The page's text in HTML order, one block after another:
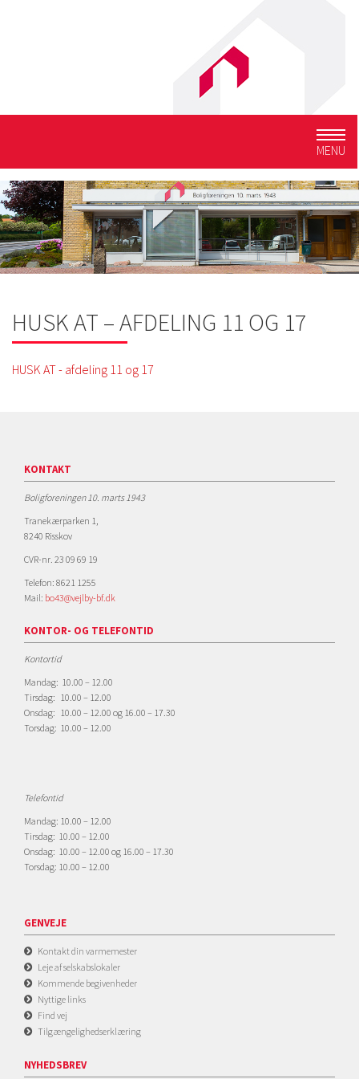
MENU
HUSK AT – AFDELING 11 OG 17
HUSK AT - afdeling 11 og 17
KONTAKT
Boligforeningen 10. marts 1943
Tranekærparken 1,
8240 Risskov
CVR-nr. 23 09 69 19
Telefon: 8621 1255
Mail: bo43@vejlby-bf.dk
KONTOR- OG TELEFONTID
Kontortid
Mandag: 10.00 – 12.00
Tirsdag: 10.00 – 12.00
Onsdag: 10.00 – 12.00 og 16.00 – 17.30
Torsdag: 10.00 – 12.00
Telefontid
Mandag: 10.00 – 12.00
Tirsdag: 10.00 – 12.00
Onsdag: 10.00 – 12.00 og 16.00 – 17.30
Torsdag: 10.00 – 12.00
GENVEJE
Kontakt din varmemester
Leje af selskabslokaler
Kommende begivenheder
Nyttige links
Find vej
Tilgængelighedserklæring
NYHEDSBREV